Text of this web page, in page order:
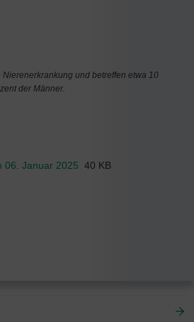
und betreffen etwa 10
der Männer.
06. Januar 2025 40 KB